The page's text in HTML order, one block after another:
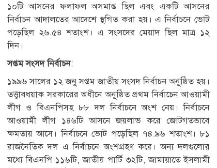
১০টি আসনের ফলাফল অসমাপ্ত ছিল এবং একটি আসনের
নির্বাচন আদালতের আদেশে স্থগিত করা হয়। এ নির্বাচনে ভোট
পড়েছিল ২৬.৫৪ শতাংশ। এ সংসদের মেয়াদ ছিল মাত্র ১২
দিন।
সপ্তম সংসদ নির্বাচন:
১৯৯৬ সালের ১২ জনু সপ্তম জাতীয় সংসদ নির্বাচন অনুষ্ঠিত হয়।
তত্ত্বাবধয়াক সরকারের অধীনে অনুষ্ঠিত প্রথম নির্বাচেন আওয়ামী
লীগ ও বিএনপিসহ ৮৮ দল নির্বাচনে অংশ নেয়। নির্বাচনে
আওয়ামী লীগ ১৪৬টি আসনে জয়লাভ করে জোটগতভাবে
ক্ষমতায় আসে। নির্বাচনে ভোট পড়েছিল ৭৪.৯৬ শতাংশ। ৮১
রাজনৈতিক দল এ নির্বাচনে অংশগ্রহণ করে। অন্য দলগুলোর
মধ্যে বিএনপি ১১৬টি, জাতীয় পার্টি ৩২টি, জামায়াতে ইসলামী